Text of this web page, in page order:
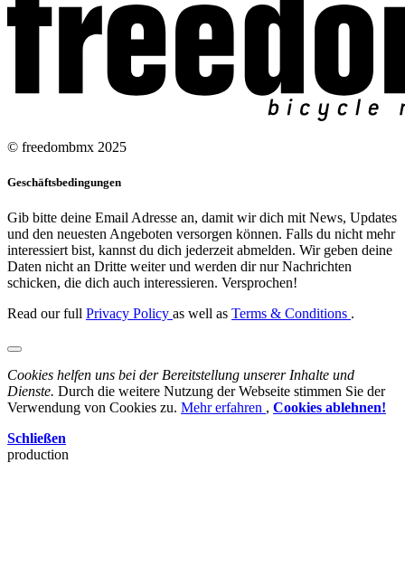
© freedombmx 2025
Geschäftsbedingungen
Gib bitte deine Email Adresse an, damit wir dich mit News, Updates
und den neuesten Angeboten versorgen können. Falls du nicht mehr
interessiert bist, kannst du dich jederzeit abmelden. Wir geben deine
Daten nicht an Dritte weiter und werden dir nur Nachrichten
schicken, die dich auch interessieren. Versprochen!
Read our full Privacy Policy as well as Terms & Conditions .
Cookies helfen uns bei der Bereitstellung unserer Inhalte und
Dienste. Durch die weitere Nutzung der Webseite stimmen Sie der
Verwendung von Cookies zu. Mehr erfahren , Cookies ablehnen!
Schließen
production